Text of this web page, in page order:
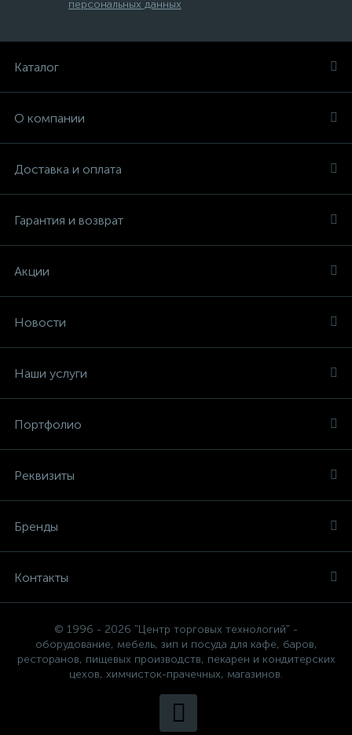
персональных данных
Каталог
О компании
Доставка и оплата
Гарантия и возврат
Акции
Новости
Наши услуги
Портфолио
Реквизиты
Бренды
Контакты
© 1996 - 2026 "Центр торговых технологий" -
оборудование, мебель, зип и посуда для кафе, баров,
ресторанов, пищевых производств, пекарен и кондитерских
цехов, химчисток-прачечных, магазинов.